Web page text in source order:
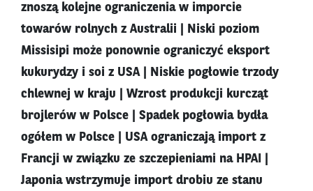
znoszą kolejne ograniczenia w imporcie
towarów rolnych z Australii | Niski poziom
Missisipi może ponownie ograniczyć eksport
kukurydzy i soi z USA | Niskie pogłowie trzody
chlewnej w kraju | Wzrost produkcji kurcząt
brojlerów w Polsce | Spadek pogłowia bydła
ogółem w Polsce | USA ograniczają import z
Francji w związku ze szczepieniami na HPAI |
Japonia wstrzymuje import drobiu ze stanu